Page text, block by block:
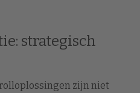
strategisch
zijn niet